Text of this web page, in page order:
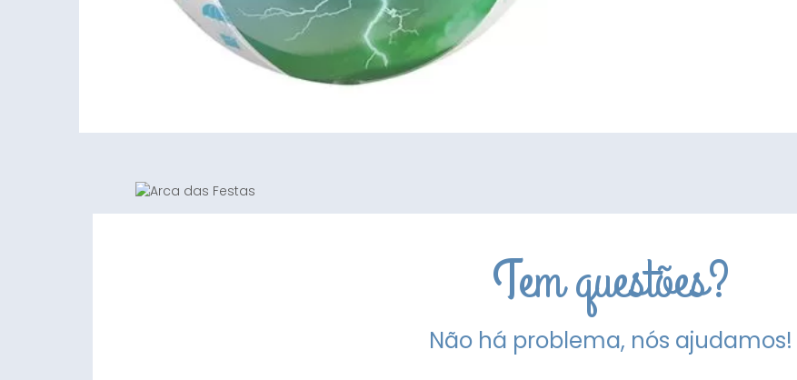
Tem questões?
Não há problema, nós ajudamos!